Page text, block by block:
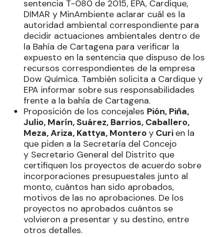
sentencia T-080 de 2015, EPA, Cardique,
DIMAR y MinAmbiente aclarar cuál es la
autoridad ambiental correspondiente para
decidir actuaciones ambientales dentro de
la Bahía de Cartagena para verificar la
expuesto en la sentencia que dispuso de los
recursos correspondientes de la empresa
Dow Química. También solicita a Cardique y
EPA informar sobre sus responsabilidades
frente a la bahía de Cartagena.
Proposición de los concejales Pión, Piña,
Julio, Marín, Suárez, Barrios, Caballero,
Meza, Ariza, Kattya, Montero y Curi en la
que piden a la Secretaría del Concejo
y Secretario General del Distrito que
certifiquen los proyectos de acuerdo sobre
incorporaciones presupuestales junto al
monto, cuántos han sido aprobados,
motivos de las no aprobaciones. De los
proyectos no aprobados cuántos se
volvieron a presentar y su destino, entre
otros detalles.